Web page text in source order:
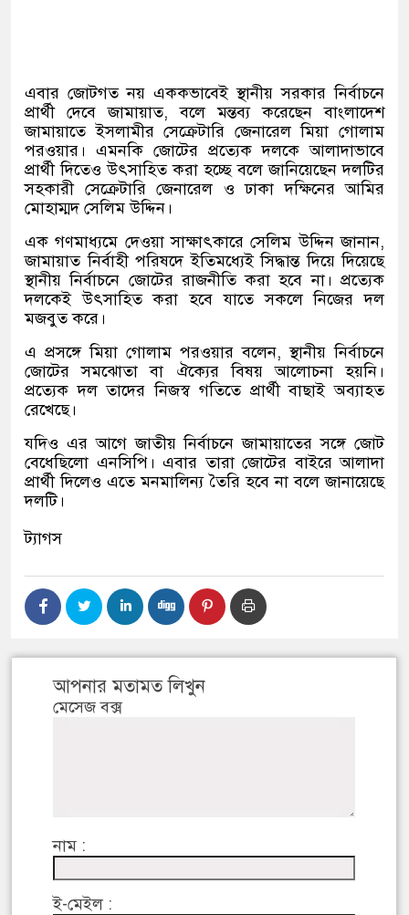
এবার জোটগত নয় এককভাবেই স্থানীয় সরকার নির্বাচনে
প্রার্থী দেবে জামায়াত,বলে মন্তব্য করেছেন বাংলাদেশ
জামায়াতে ইসলামীর সেক্রেটারি জেনারেল মিয়া গোলাম
পরওয়ার। এমনকি জোটের প্রত্যেক দলকে আলাদাভাবে
প্রার্থী দিতেও উৎসাহিত করা হচ্ছে বলে জানিয়েছেন দলটির
সহকারী সেক্রেটারি জেনারেল ও ঢাকা দক্ষিনের আমির
মোহাম্মদ সেলিম উদ্দিন।
এক গণমাধ্যমে দেওয়া সাক্ষাৎকারে সেলিম উদ্দিন জানান,
জামায়াত নির্বাহী পরিষদে ইতিমধ্যেই সিদ্ধান্ত দিয়ে দিয়েছে
স্থানীয় নির্বাচনে জোটের রাজনীতি করা হবে না। প্রত্যেক
দলকেই উৎসাহিত করা হবে যাতে সকলে নিজের দল
মজবুত করে।
এ প্রসঙ্গে মিয়া গোলাম পরওয়ার বলেন,স্থানীয় নির্বাচনে
জোটের সমঝোতা বা ঐক্যের বিষয় আলোচনা হয়নি।
প্রত্যেক দল তাদের নিজস্ব গতিতে প্রার্থী বাছাই অব্যাহত
রেখেছে।
যদিও এর আগে জাতীয় নির্বাচনে জামায়াতের সঙ্গে জোট
বেধেছিলো এনসিপি। এবার তারা জোটের বাইরে আলাদা
প্রার্থী দিলেও এতে মনমালিন্য তৈরি হবে না বলে জানায়েছে
দলটি।
ট্যাগস
আপনার মতামত লিখুন
মেসেজ বক্স
নাম :
ই-মেইল :